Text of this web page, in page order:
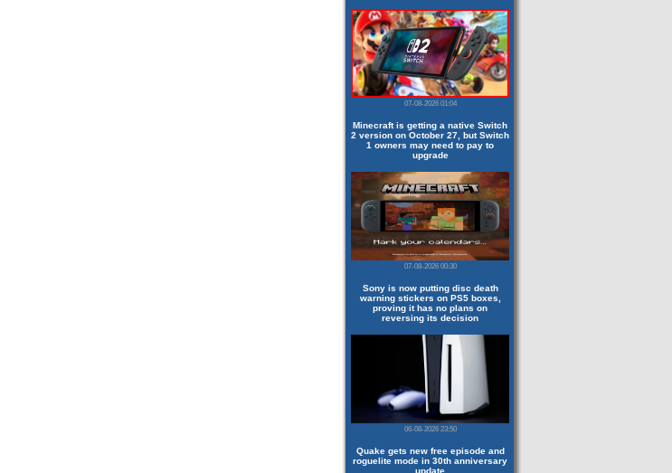
07-08-2026 01:04
Minecraft is getting a native Switch
2 version on October 27, but Switch
1 owners may need to pay to
upgrade
07-08-2026 00:30
Sony is now putting disc death
warning stickers on PS5 boxes,
proving it has no plans on
reversing its decision
06-08-2026 23:50
Quake gets new free episode and
roguelite mode in 30th anniversary
update